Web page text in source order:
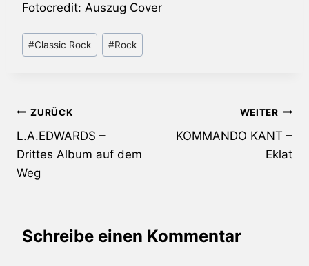
Fotocredit: Auszug Cover
Schlagworte:
#Classic Rock #Rock
Beitragsnavigation
ZURÜCK
L.A.EDWARDS –
Drittes Album auf dem
Weg
WEITER
KOMMANDO KANT –
Eklat
Schreibe einen Kommentar